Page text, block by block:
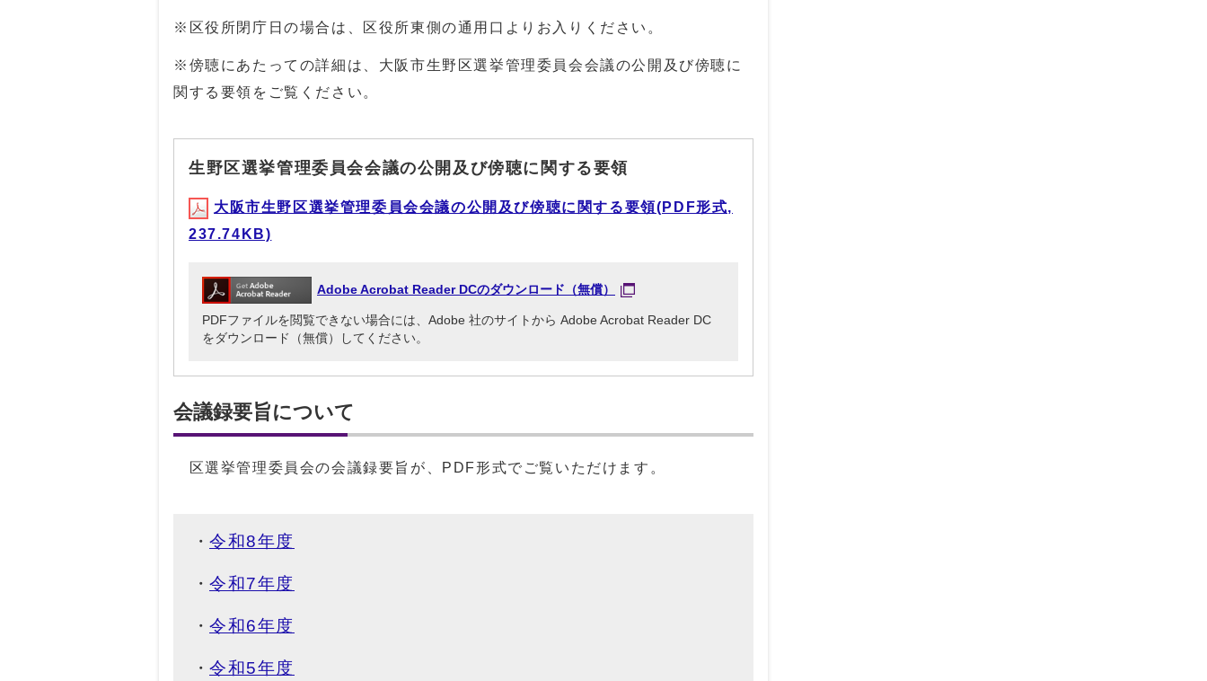
※区役所閉庁日の場合は、区役所東側の通用口よりお入りください。
※傍聴にあたっての詳細は、大阪市生野区選挙管理委員会会議の公開及び傍聴に
関する要領をご覧ください。
生野区選挙管理委員会会議の公開及び傍聴に関する要領
大阪市生野区選挙管理委員会会議の公開及び傍聴に関する要領(PDF形式,
237.74KB)
Adobe Acrobat Reader DCのダウンロード（無償）
PDFファイルを閲覧できない場合には、Adobe 社のサイトから Adobe Acrobat Reader DC
をダウンロード（無償）してください。
会議録要旨について
区選挙管理委員会の会議録要旨が、PDF形式でご覧いただけます。
令和8年度
令和7年度
令和6年度
令和5年度